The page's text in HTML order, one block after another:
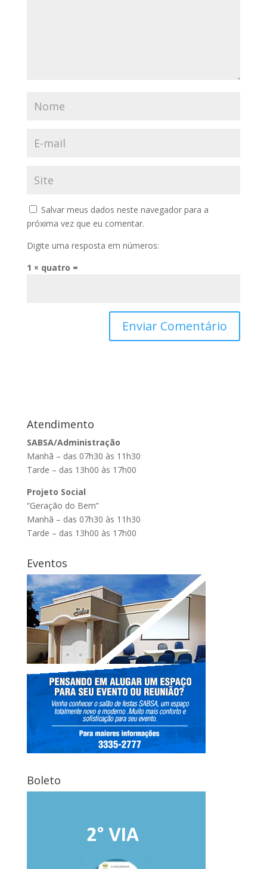
Salvar meus dados neste navegador para a
próxima vez que eu comentar.
Digite uma resposta em números:
1 × quatro =
Atendimento
SABSA/Administração
Manhã – das 07h30 às 11h30
Tarde – das 13h00 às 17h00
Projeto Social
“Geração do Bem”
Manhã – das 07h30 às 11h30
Tarde – das 13h00 às 17h00
Eventos
Boleto